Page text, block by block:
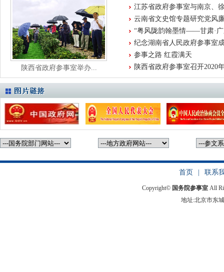
陕西省政府参事室举办...
江苏省政府参事室与南京、
云南省文史馆专题研究党风
“粤风陇韵翰墨情——甘肃·
纪念湖南省人民政府参事室
参事之路 红霞满天
陕西省政府参事室召开2020
首页 联系
Copyright© 国务院参事室 All
地址:北京市东